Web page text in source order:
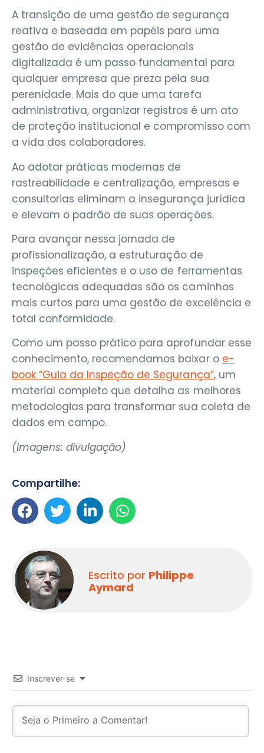
A transição de uma gestão de segurança
reativa e baseada em papéis para uma
gestão de evidências operacionais
digitalizada é um passo fundamental para
qualquer empresa que preza pela sua
perenidade. Mais do que uma tarefa
administrativa, organizar registros é um ato
de proteção institucional e compromisso com
a vida dos colaboradores.
Ao adotar práticas modernas de
rastreabilidade e centralização, empresas e
consultorias eliminam a insegurança jurídica
e elevam o padrão de suas operações.
Para avançar nessa jornada de
profissionalização, a estruturação de
inspeções eficientes e o uso de ferramentas
tecnológicas adequadas são os caminhos
mais curtos para uma gestão de excelência e
total conformidade.
Como um passo prático para aprofundar esse
conhecimento, recomendamos baixar o e-
book “Guia da Inspeção de Segurança”, um
material completo que detalha as melhores
metodologias para transformar sua coleta de
dados em campo.
(Imagens: divulgação)
Compartilhe:
Escrito por Philippe
Aymard
Inscrever-se